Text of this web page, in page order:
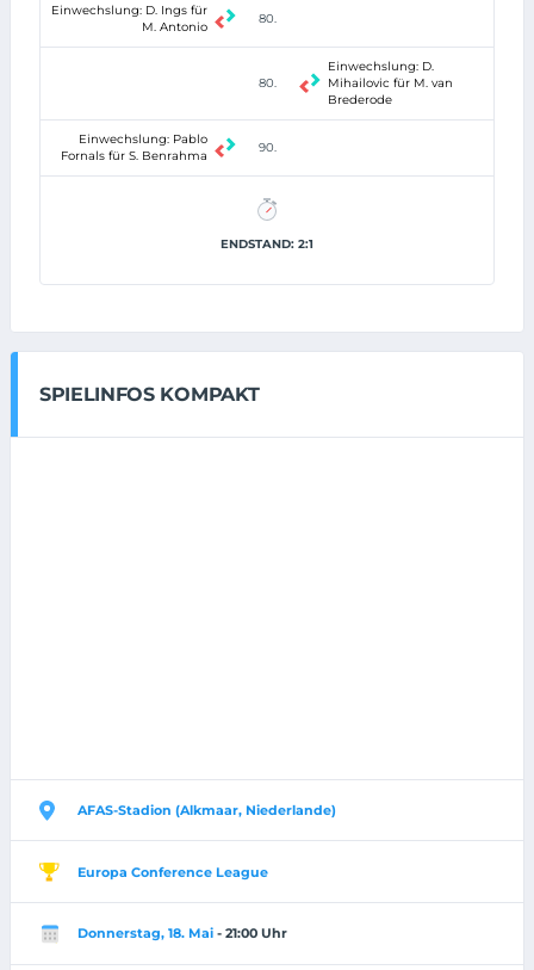
Einwechslung: D. Ings für
M. Antonio
80.
80.
Einwechslung: D.
Mihailovic für M. van
Brederode
Einwechslung: Pablo
Fornals für S. Benrahma
90.
ENDSTAND: 2:1
SPIELINFOS KOMPAKT
AFAS-Stadion (Alkmaar, Niederlande)
Europa Conference League
Donnerstag, 18. Mai - 21:00 Uhr